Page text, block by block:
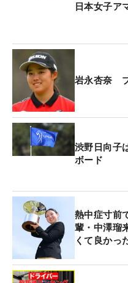
日本女子
岩永杏奈
渋野日向子
ボード
熱中症寸前
輩・中澤瑠
くて良かっ